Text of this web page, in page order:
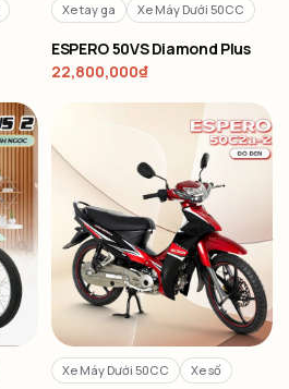
Xe tay ga Xe Máy Dưới 50CC
ESPERO 50VS Diamond Plus
22,800,000₫
Xe Máy Dưới 50CC Xe số